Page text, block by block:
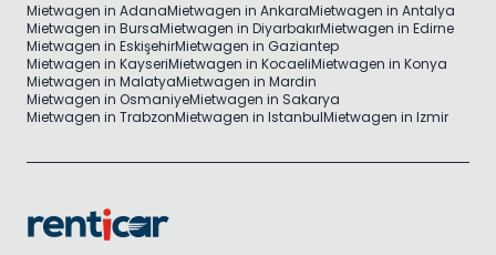
Mietwagen in AdanaMietwagen in AnkaraMietwagen in Antalya
Mietwagen in BursaMietwagen in DiyarbakırMietwagen in Edirne
Mietwagen in EskişehirMietwagen in Gaziantep
Mietwagen in KayseriMietwagen in KocaeliMietwagen in Konya
Mietwagen in MalatyaMietwagen in Mardin
Mietwagen in OsmaniyeMietwagen in Sakarya
Mietwagen in TrabzonMietwagen in IstanbulMietwagen in Izmir